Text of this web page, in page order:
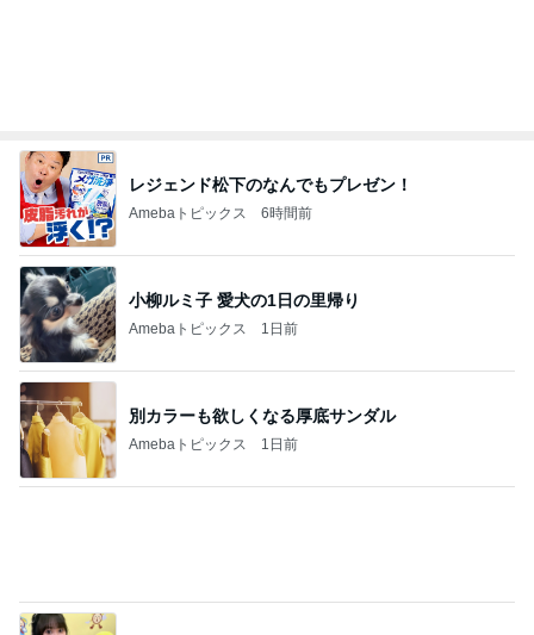
レジェンド松下のなんでもプレゼン！
Amebaトピックス 6時間前
小柳ルミ子 愛犬の1日の里帰り
Amebaトピックス 1日前
別カラーも欲しくなる厚底サンダル
Amebaトピックス 1日前